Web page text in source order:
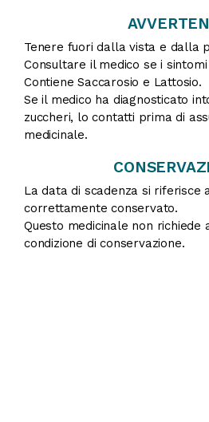
Tenere fuori dalla vista e dalla
Consultare il medico se i
Contiene Saccarosio e Lattosio.
Se il medico ha diagnosticato
zuccheri, lo contatti prima di
medicinale.
La data di scadenza si riferisce
correttamente conservato.
Questo medicinale non richiede
condizione di conservazione.